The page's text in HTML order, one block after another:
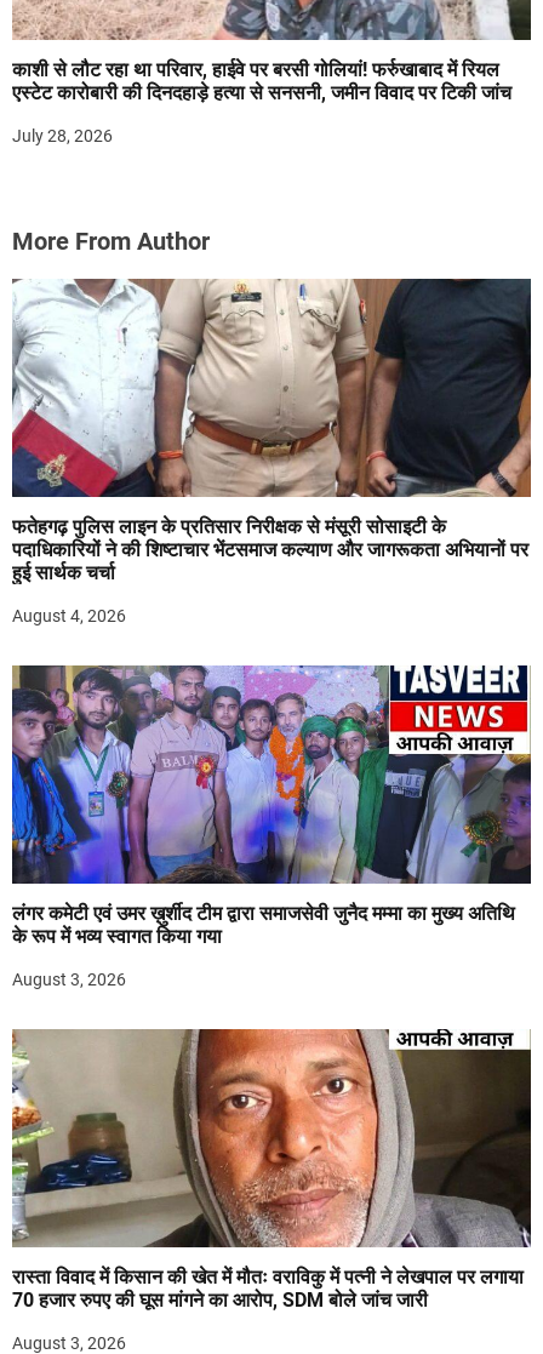
काशी से लौट रहा था परिवार, हाईवे पर बरसी गोलियां! फर्रुखाबाद में रियल
एस्टेट कारोबारी की दिनदहाड़े हत्या से सनसनी, जमीन विवाद पर टिकी जांच
July 28, 2026
More From Author
फतेहगढ़ पुलिस लाइन के प्रतिसार निरीक्षक से मंसूरी सोसाइटी के
पदाधिकारियों ने की शिष्टाचार भेंटसमाज कल्याण और जागरूकता अभियानों पर
हुई सार्थक चर्चा
August 4, 2026
लंगर कमेटी एवं उमर ख़ुर्शीद टीम द्वारा समाजसेवी जुनैद मम्मा का मुख्य अतिथि
के रूप में भव्य स्वागत किया गया
August 3, 2026
रास्ता विवाद में किसान की खेत में मौतः वराविकु में पत्नी ने लेखपाल पर लगाया
70 हजार रुपए की घूस मांगने का आरोप, SDM बोले जांच जारी
August 3, 2026